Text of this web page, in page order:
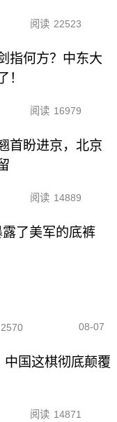
阅读 22523
指何方？中东大
！
阅读 16979
首盼进京，北京
阅读 14889
了美军的底裤
08-07
中国这棋彻底颠覆
阅读 14871